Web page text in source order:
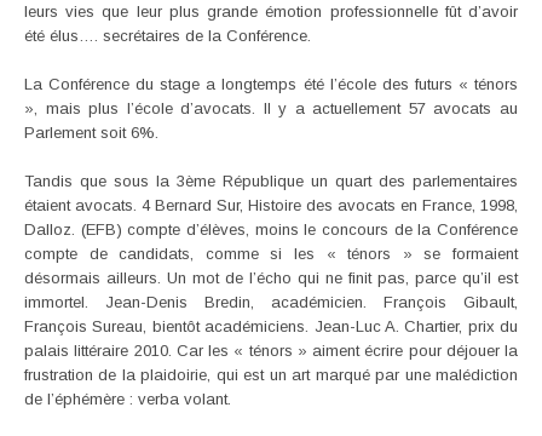
leurs vies que leur plus grande émotion professionnelle fût d’avoir
été élus…. secrétaires de la Conférence.
La Conférence du stage a longtemps été l’école des futurs « ténors
», mais plus l’école d’avocats. Il y a actuellement 57 avocats au
Parlement soit 6%.
Tandis que sous la 3ème République un quart des parlementaires
étaient avocats. 4 Bernard Sur, Histoire des avocats en France, 1998,
Dalloz. (EFB) compte d’élèves, moins le concours de la Conférence
compte de candidats, comme si les « ténors » se formaient
désormais ailleurs. Un mot de l’écho qui ne finit pas, parce qu’il est
immortel. Jean-Denis Bredin, académicien. François Gibault,
François Sureau, bientôt académiciens. Jean-Luc A. Chartier, prix du
palais littéraire 2010. Car les « ténors » aiment écrire pour déjouer la
frustration de la plaidoirie, qui est un art marqué par une malédiction
de l’éphémère : verba volant.